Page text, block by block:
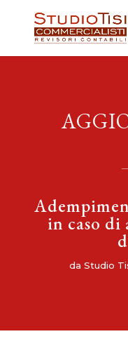
in caso
da Studio